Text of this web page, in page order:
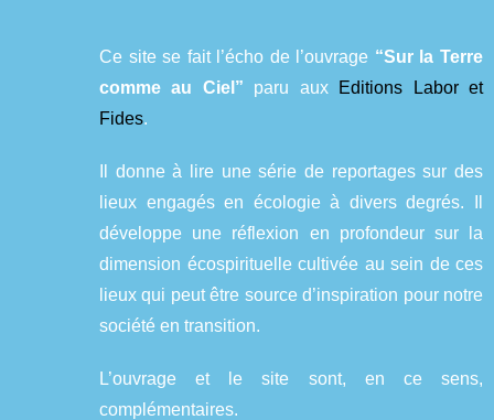
Ce site se fait l’écho de l’ouvrage “Sur la Terre
comme au Ciel” paru aux
Editions Labor et
Fides.
Il donne à lire une série de reportages sur des
lieux engagés en écologie à divers degrés. Il
développe une réflexion en profondeur sur la
dimension écospirituelle cultivée au sein de ces
lieux qui peut être source d’inspiration pour notre
société en transition.
L’ouvrage et le site sont, en ce sens,
complémentaires.